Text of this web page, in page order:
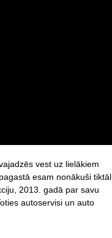
vest uz lielākiem
esam nonākuši tiktāl,
2013. gadā par savu
autoservisi un auto